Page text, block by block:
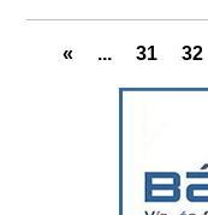
« ... 31 32